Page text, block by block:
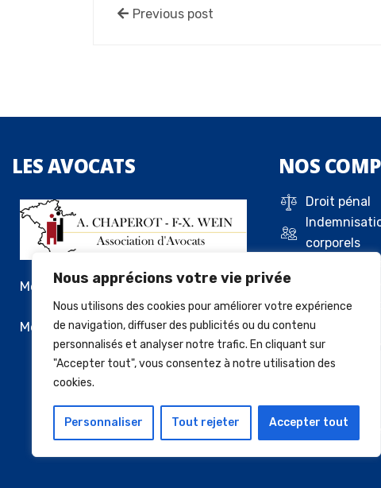
Nous apprécions votre vie privée
Nous utilisons des cookies pour améliorer votre expérience
de navigation, diffuser des publicités ou du contenu
personnalisés et analyser notre trafic. En cliquant sur
"Accepter tout", vous consentez à notre utilisation des
cookies.
Personnaliser Tout rejeter Accepter tout
Previous post
LESAVOCATS
Me Alexandre Chaperot
Me François-Xavier Wein
NOS
Droit pénal
corporels
Droit de la
Droit
Droit de la
locatif
Vente aux
© 2023